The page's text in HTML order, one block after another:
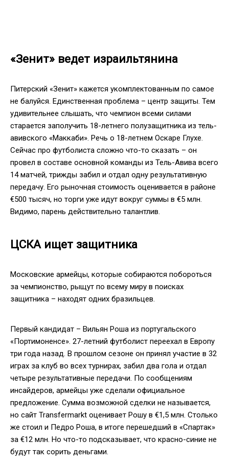
«Зенит» ведет израильтянина
Питерский «Зенит» кажется укомплектованным по самое
не балуйся. Единственная проблема – центр защиты. Тем
удивительнее слышать, что чемпион всеми силами
старается заполучить 18-летнего полузащитника из тель-
авивского «Маккаби». Речь о 18-летнем Оскаре Глухе.
Сейчас про футболиста сложно что-то сказать – он
провел в составе основной команды из Тель-Авива всего
14 матчей, трижды забил и отдал одну результативную
передачу. Его рыночная стоимость оценивается в районе
€500 тысяч, но торги уже идут вокруг суммы в €5 млн.
Видимо, парень действительно талантлив.
ЦСКА ищет защитника
Московские армейцы, которые собираются побороться
за чемпионство, рыщут по всему миру в поисках
защитника – находят одних бразильцев.
Первый кандидат – Вильян Роша из португальского
«Портимоненсе». 27-летний футболист переехал в Европу
три года назад. В прошлом сезоне он принял участие в 32
играх за клуб во всех турнирах, забил два гола и отдал
четыре результативные передачи. По сообщениям
инсайдеров, армейцы уже сделали официальное
предложение. Сумма возможной сделки не называется,
но сайт Transfermarkt оценивает Рошу в €1,5 млн. Столько
же стоил и Педро Роша, в итоге перешедший в «Спартак»
за €12 млн. Но что-то подсказывает, что красно-синие не
будут так сорить деньгами.